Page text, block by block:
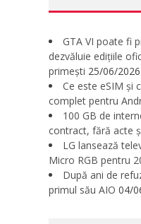
GTA VI poate fi
dezvăluie edițiile
primești 25/06/2026
Ce este eSIM și
complet pentru
100 GB de
contract, fără acte
LG lansează
Micro RGB pentru
După ani de
primul său AIO 04/